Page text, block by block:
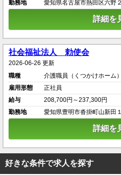
勤務地
愛知県名古屋市熱田区六野
詳細を
社会福祉法人 勅使会
2026-06-26 更新
職種
介護職員（くつかけホーム
雇用形態
正社員
給与
208,700円～237,300円
勤務地
愛知県豊明市沓掛町山新
詳細を
好きな条件で求人を探す